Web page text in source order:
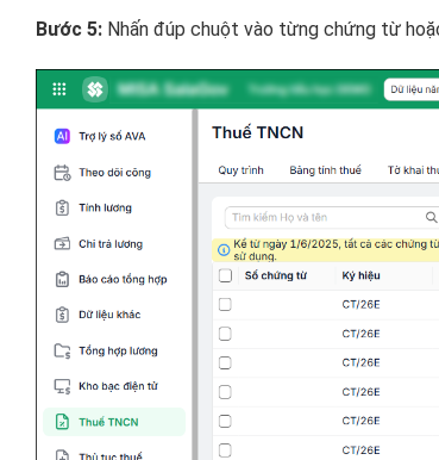
Bước 5: Nhấn đúp chuột vào từng chứng từ